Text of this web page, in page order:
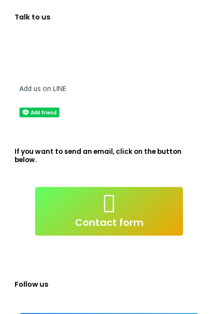
Talk to us
Add us on LINE
If you want to send an email, click on the button
below.
Contact form
Click to send e-
mail
atendimento@live-lessons.jp
Follow us